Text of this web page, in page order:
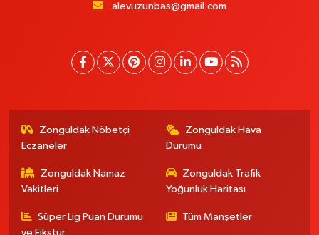
alevuzunbas@gmail.com
Zonguldak Nöbetçi
Eczaneler
Zonguldak Hava
Durumu
Zonguldak Namaz
Vakitleri
Zonguldak Trafik
Yoğunluk Haritası
Süper Lig Puan Durumu
ve Fikstür
Tüm Manşetler